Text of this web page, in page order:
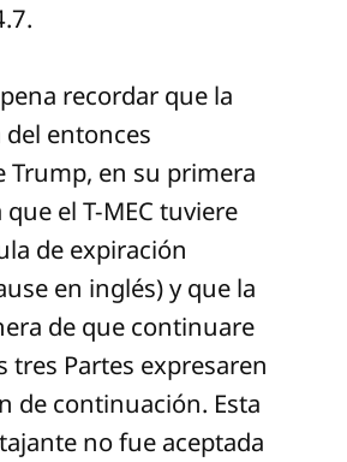
recordar que la
entonces
Trump, en su primera
el T-MEC tuviere
de expiración
en inglés) y que la
de que continuare
tres Partes expresaren
de continuación. Esta
no fue aceptada